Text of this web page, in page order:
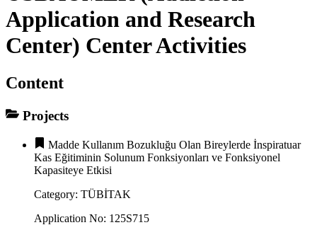
Application and Research
Center) Center Activities
Content
Projects
Madde Kullanım Bozukluğu Olan Bireylerde İnspiratuar
Kas Eğitiminin Solunum Fonksiyonları ve Fonksiyonel
Kapasiteye Etkisi
Category: TÜBİTAK
Application No: 125S715